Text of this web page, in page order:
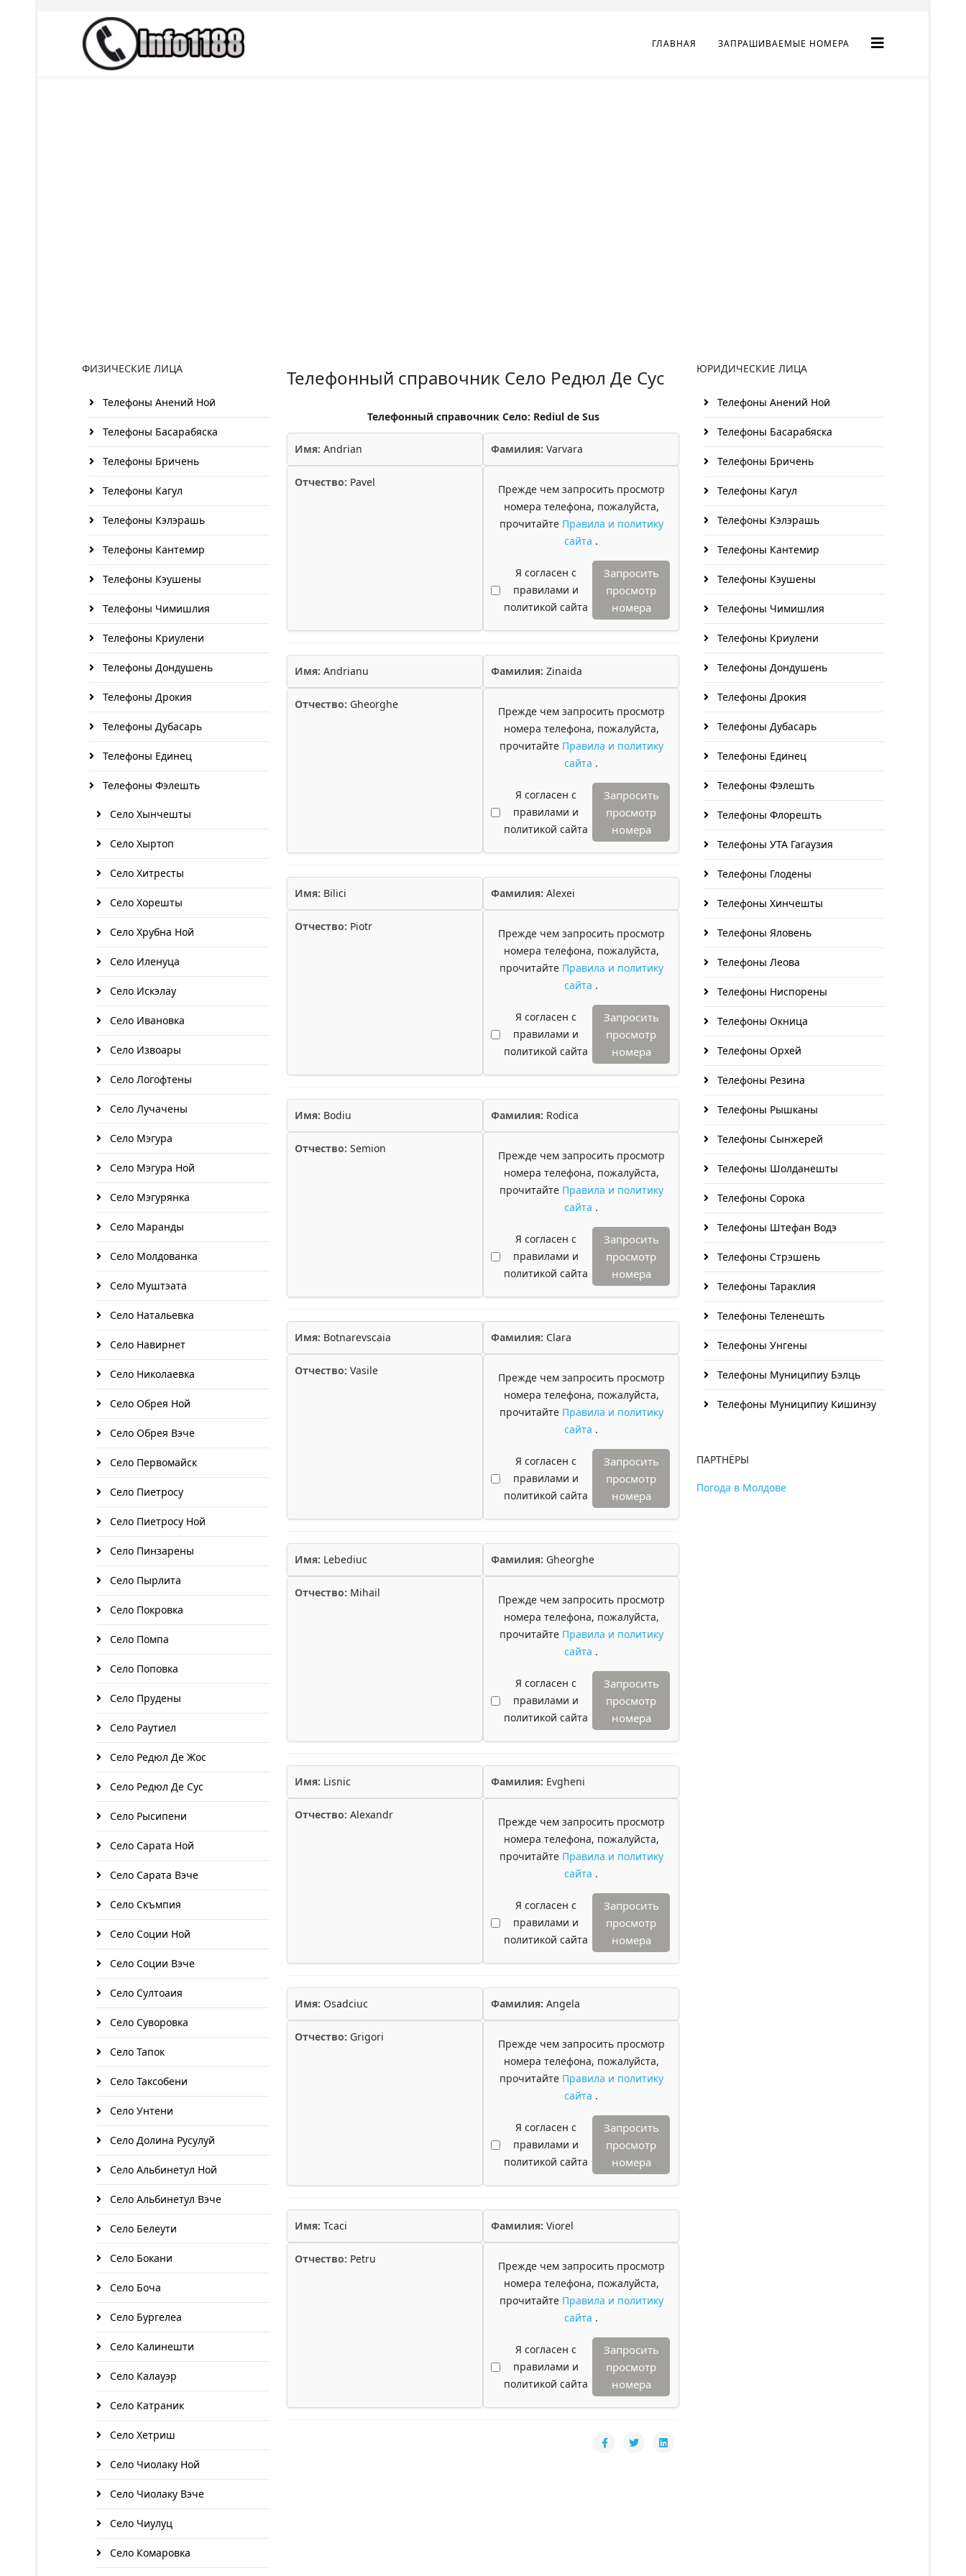
ГЛАВНАЯ ЗАПРАШИВАЕМЫЕ НОМЕРА
ФИЗИЧЕСКИЕ ЛИЦА
Телефоны Анений Ноӣ
Телефоны Басарабяска
Телефоны Бричень
Телефоны Кагул
Телефоны Кэлэрашь
Телефоны Кантемир
Телефоны Кэушены
Телефоны Чимишлия
Телефоны Криулени
Телефоны Дондушень
Телефоны Дрокия
Телефоны Дубасарь
Телефоны Единец
Телефоны Фэлешть
Село Хынчешты
Село Хыртоп
Село Хитресты
Село Хорешты
Село Хрубна Ной
Село Иленуца
Село Искэлау
Село Ивановка
Село Извоары
Село Логофтены
Село Лучачены
Село Мэгура
Село Мэгура Ной
Село Мэгурянка
Село Маранды
Село Молдованка
Село Муштэата
Село Натальевка
Село Навирнет
Село Николаевка
Село Обрея Ной
Село Обрея Вэче
Село Первомайск
Село Пиетросу
Село Пиетросу Ной
Село Пинзарены
Село Пырлита
Село Покровка
Село Помпа
Село Поповка
Село Прудены
Село Раутиел
Село Редюл Де Жос
Село Редюл Де Сус
Село Рысипени
Село Сарата Ной
Село Сарата Вэче
Село Скъмпия
Село Соции Ной
Село Соции Вэче
Село Султоаия
Село Суворовка
Село Тапок
Село Таксобени
Село Унтени
Село Долина Русулуй
Село Альбинетул Ной
Село Альбинетул Вэче
Село Белеути
Село Бокани
Село Боча
Село Бургелеа
Село Калинешти
Село Калауэр
Село Катраник
Село Хетриш
Село Чиолаку Ной
Село Чиолаку Вэче
Село Чиулуц
Село Комаровка
Телефонный справочник Село Редюл Де Сус
Телефонный справочник Село: Rediul de Sus
Имя: Andrian Фамилия: Varvara
Отчество: Pavel
Прежде чем запросить просмотр
номера телефона, пожалуйста,
прочитайте Правила и политику
сайта .
Я согласен с
правилами и
политикой сайта
Запросить
просмотр
номера
Имя: Andrianu Фамилия: Zinaida
Отчество: Gheorghe
Прежде чем запросить просмотр
номера телефона, пожалуйста,
прочитайте Правила и политику
сайта .
Я согласен с
правилами и
политикой сайта
Запросить
просмотр
номера
Имя: Bilici Фамилия: Alexei
Отчество: Piotr
Прежде чем запросить просмотр
номера телефона, пожалуйста,
прочитайте Правила и политику
сайта .
Я согласен с
правилами и
политикой сайта
Запросить
просмотр
номера
Имя: Bodiu Фамилия: Rodica
Отчество: Semion
Прежде чем запросить просмотр
номера телефона, пожалуйста,
прочитайте Правила и политику
сайта .
Я согласен с
правилами и
политикой сайта
Запросить
просмотр
номера
Имя: Botnarevscaia Фамилия: Clara
Отчество: Vasile
Прежде чем запросить просмотр
номера телефона, пожалуйста,
прочитайте Правила и политику
сайта .
Я согласен с
правилами и
политикой сайта
Запросить
просмотр
номера
Имя: Lebediuc Фамилия: Gheorghe
Отчество: Mihail
Прежде чем запросить просмотр
номера телефона, пожалуйста,
прочитайте Правила и политику
сайта .
Я согласен с
правилами и
политикой сайта
Запросить
просмотр
номера
Имя: Lisnic Фамилия: Evgheni
Отчество: Alexandr
Прежде чем запросить просмотр
номера телефона, пожалуйста,
прочитайте Правила и политику
сайта .
Я согласен с
правилами и
политикой сайта
Запросить
просмотр
номера
Имя: Osadciuc Фамилия: Angela
Отчество: Grigori
Прежде чем запросить просмотр
номера телефона, пожалуйста,
прочитайте Правила и политику
сайта .
Я согласен с
правилами и
политикой сайта
Запросить
просмотр
номера
Имя: Tcaci Фамилия: Viorel
Отчество: Petru
Прежде чем запросить просмотр
номера телефона, пожалуйста,
прочитайте Правила и политику
сайта .
Я согласен с
правилами и
политикой сайта
Запросить
просмотр
номера
ЮРИДИЧЕСКИЕ ЛИЦА
Телефоны Анений Ноӣ
Телефоны Басарабяска
Телефоны Бричень
Телефоны Кагул
Телефоны Кэлэрашь
Телефоны Кантемир
Телефоны Кэушены
Телефоны Чимишлия
Телефоны Криулени
Телефоны Дондушень
Телефоны Дрокия
Телефоны Дубасарь
Телефоны Единец
Телефоны Фэлешть
Телефоны Флорешть
Телефоны УТА Гагаузия
Телефоны Глодены
Телефоны Хинчешты
Телефоны Яловень
Телефоны Леова
Телефоны Ниспорены
Телефоны Окница
Телефоны Орхей
Телефоны Резина
Телефоны Рышканы
Телефоны Сынжерей
Телефоны Шолданешты
Телефоны Сорока
Телефоны Штефан Водэ
Телефоны Стрэшень
Телефоны Тараклия
Телефоны Теленешть
Телефоны Унгены
Телефоны Муниципиу Бэлць
Телефоны Муниципиу Кишинэу
ПАРТНЁРЫ
Погода в Молдове